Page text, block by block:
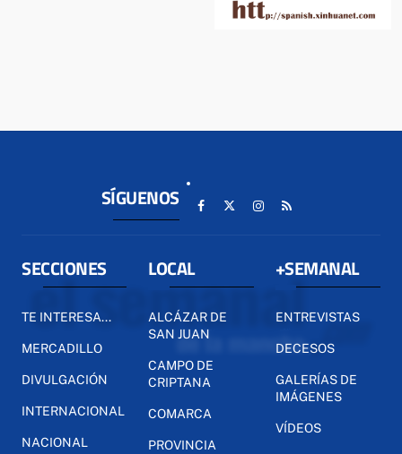
SÍGUENOS
SECCIONES
TE INTERESA...
MERCADILLO
DIVULGACIÓN
INTERNACIONAL
NACIONAL
LOCAL
ALCÁZAR DE
SAN JUAN
CAMPO DE
CRIPTANA
COMARCA
PROVINCIA
+SEMANAL
ENTREVISTAS
DECESOS
GALERÍAS DE
IMÁGENES
VÍDEOS